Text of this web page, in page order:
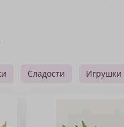
Сладости Игрушки